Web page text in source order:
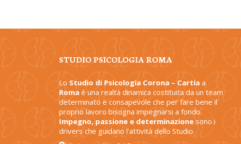
STUDIO PSICOLOGIA ROMA
Lo Studio di Psicologia Corona – Cartia a
Roma è una realtà dinamica costituita da un team
determinato e consapevole che per fare bene il
proprio lavoro bisogna impegnarsi a fondo.
Impegno, passione e determinazione sono i
drivers che guidano l’attività dello Studio.